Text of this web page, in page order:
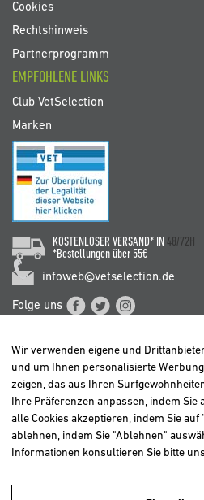
Cookies
Rechtshinweis
Partnerprogramm
EMPFOHLENE LINKS
Club VetSelection
Marken
KOSTENLOSER VERSAND* IN 48/72H
*Bestellungen über 55€
infoweb@vetselection.de
Folge uns
BELGIË /
ESPAÑA
ITALIA
Wir verwenden eigene und
und um Ihnen personalisierte
zeigen, das aus Ihren
Ihre Präferenzen anpassen, indem
alle Cookies akzeptieren, indem Sie
ablehnen, indem Sie "Ablehnen"
Informationen konsultieren Sie bitte